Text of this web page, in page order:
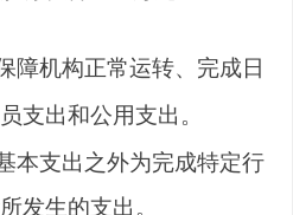
障机构正常运转、完成日
支出和公用支出。
本支出之外为完成特定行
发生的支出。